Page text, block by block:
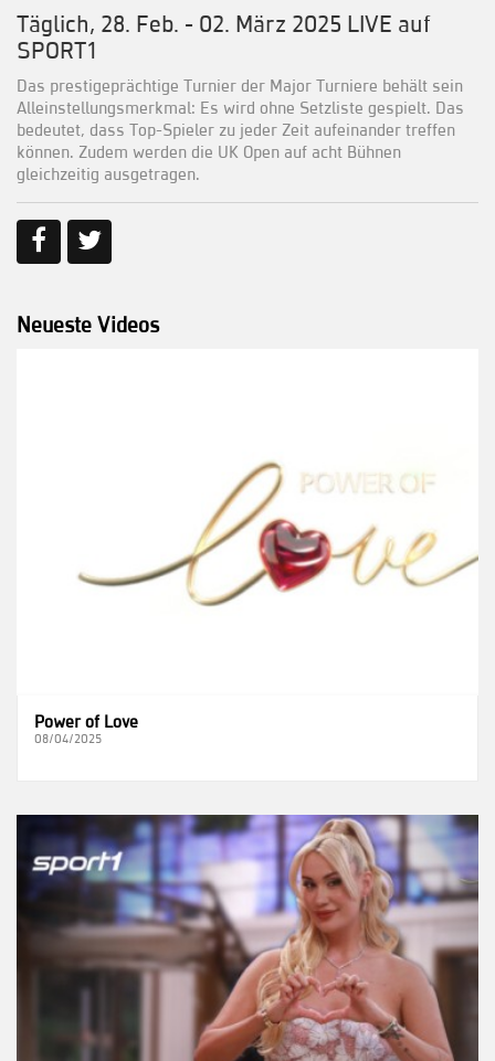
Täglich, 28. Feb. - 02. März 2025 LIVE auf
SPORT1
Das prestigeprächtige Turnier der Major Turniere behält sein
Alleinstellungsmerkmal: Es wird ohne Setzliste gespielt. Das
bedeutet, dass Top-Spieler zu jeder Zeit aufeinander treffen
können. Zudem werden die UK Open auf acht Bühnen
gleichzeitig ausgetragen.
Neueste Videos
Power of Love
08/04/2025